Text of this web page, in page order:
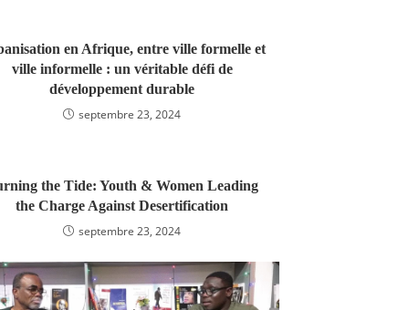
en Afrique, entre ville formelle et
ville informelle : un véritable défi de
développement durable
septembre 23, 2024
the Tide: Youth & Women Leading
the Charge Against Desertification
septembre 23, 2024